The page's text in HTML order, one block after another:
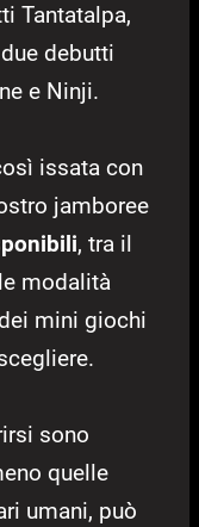
Tantatalpa,
debutti
e Ninji.
issata con
jamboree
, tra il
modalità
mini giochi
sono
quelle
umani, può